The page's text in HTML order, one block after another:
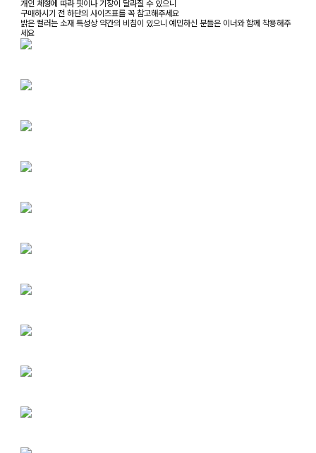
개인 체형에 따라 핏이나 기장이 달라질 수 있으니
구매하시기 전 하단의 사이즈표를 꼭 참고해주세요
밝은 컬러는 소재 특성상 약간의 비침이 있으니 예민하신 분들은 이너와 함께 착용해주
세요